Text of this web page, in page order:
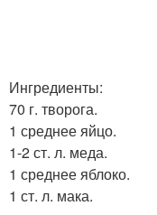
Ингредиенты:
70 г. творога.
1 среднее яйцо.
1-2 ст. л. меда.
1 среднее яблоко.
1 ст. л. мака.